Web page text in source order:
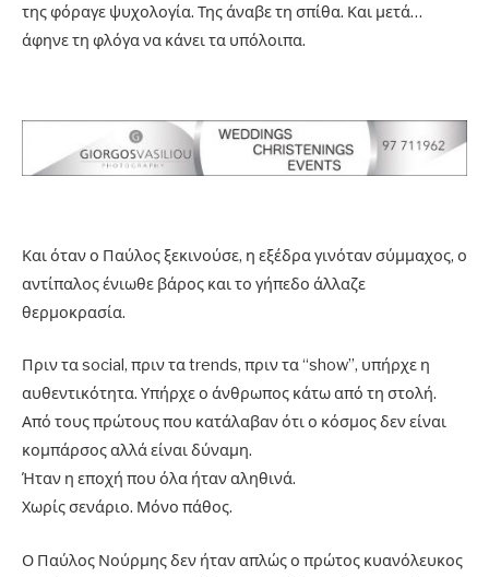
της φόραγε ψυχολογία. Της άναβε τη σπίθα. Και μετά…
άφηνε τη φλόγα να κάνει τα υπόλοιπα.
Και όταν ο Παύλος ξεκινούσε, η εξέδρα γινόταν σύμμαχος, ο
αντίπαλος ένιωθε βάρος και το γήπεδο άλλαζε
θερμοκρασία.
Πριν τα social, πριν τα trends, πριν τα “show”, υπήρχε η
αυθεντικότητα. Υπήρχε ο άνθρωπος κάτω από τη στολή.
Από τους πρώτους που κατάλαβαν ότι ο κόσμος δεν είναι
κομπάρσος αλλά είναι δύναμη.
Ήταν η εποχή που όλα ήταν αληθινά.
Χωρίς σενάριο. Μόνο πάθος.
Ο Παύλος Νούρμης δεν ήταν απλώς ο πρώτος κυανόλευκος